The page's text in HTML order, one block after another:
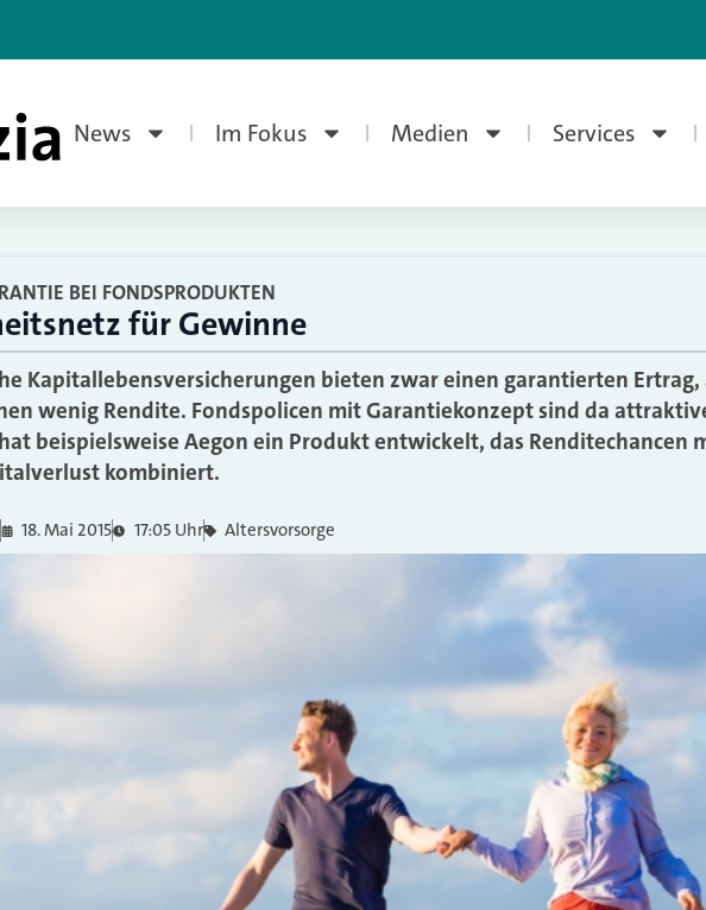
News Im Fokus Medien Services
BEI FONDSPRODUKTEN
für Gewinne
Kapitallebensversicherungen bieten zwar einen garantierten Ertrag,
wenig Rendite. Fondspolicen mit Garantiekonzept sind da
beispielsweise Aegon ein Produkt entwickelt, das Renditechancen
kombiniert.
18. Mai 2015 17:05 Uhr Altersvorsorge